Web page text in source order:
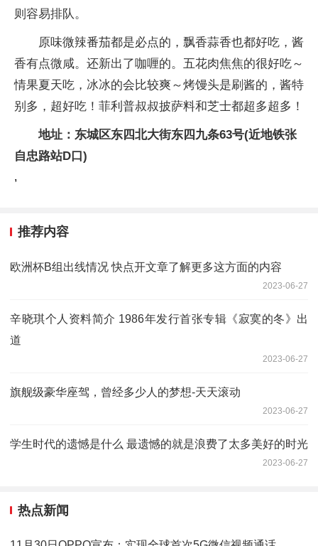
则容易排队。
原味微辣番茄都是必点的，飘香蒜香也都好吃，酱
香有点微咸。还新出了咖喱的。五花肉焦焦的很好吃～
情果夏天吃，冰冰的会比较爽～烤馒头是刷酱的，酱特
别多，超好吃！菲利普叔叔披萨料和芝士都超多超多！
地址：东城区东四北大街东四九条63号(近地铁张
自忠路站D口)
,
推荐内容
欧洲杯B组出线情况 快点开文章了解更多这方面的内容
2023-06-27
辛晓琪个人资料简介 1986年发行首张专辑《寂寞的冬》出
道
2023-06-27
旗舰级豪华座驾，曾经多少人的梦想-天天滚动
2023-06-27
学生时代的遗憾是什么 最遗憾的就是浪费了太多美好的时光
2023-06-27
热点新闻